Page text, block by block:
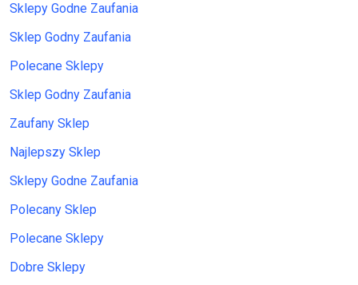
Sklepy Godne Zaufania
Sklep Godny Zaufania
Polecane Sklepy
Sklep Godny Zaufania
Zaufany Sklep
Najlepszy Sklep
Sklepy Godne Zaufania
Polecany Sklep
Polecane Sklepy
Dobre Sklepy